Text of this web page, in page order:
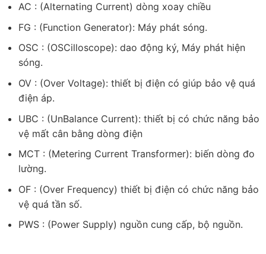
AC : (Alternating Current) dòng xoay chiều
FG : (Function Generator): Máy phát sóng.
OSC : (OSCilloscope): dao động ký, Máy phát hiện
sóng.
OV : (Over Voltage): thiết bị điện có giúp bảo vệ quá
điện áp.
UBC : (UnBalance Current): thiết bị có chức năng bảo
vệ mất cân bằng dòng điện
MCT : (Metering Current Transformer): biến dòng đo
lường.
OF : (Over Frequency) thiết bị điện có chức năng bảo
vệ quá tần số.
PWS : (Power Supply) nguồn cung cấp, bộ nguồn.